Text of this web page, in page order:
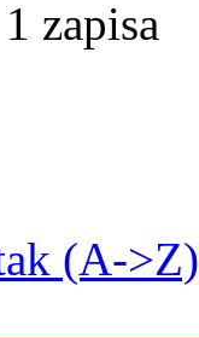
zapisa
(A->Z)